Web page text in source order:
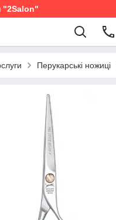
"2Salon"
Перукарські ножиці